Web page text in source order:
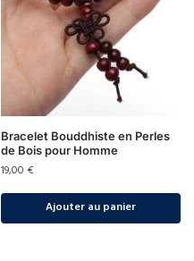
Bracelet Bouddhiste en Perles
de Bois pour Homme
19,00 €
Ajouter au panier